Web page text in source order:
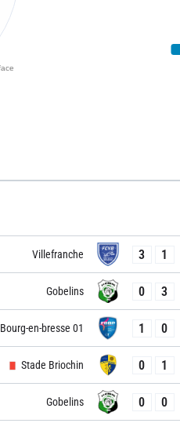
Villefranche 3 1
Gobelins 0 3
Bourg-en-bresse 01 1 0
Stade Briochin 0 1
Gobelins 0 0